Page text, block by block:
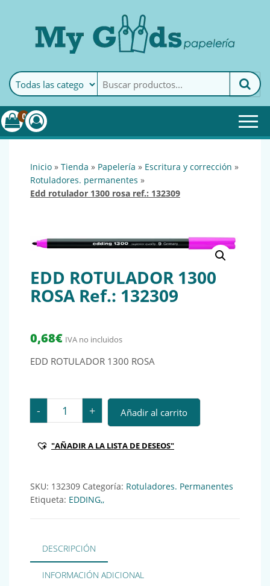
MyGoods · PapeleríaMy Goods es tu papelería
online de confianza. Podrás
encontrar todo lo necesario
0
inicio » tienda » papelería » escritura y corrección »
rotuladores. permanentes »
edd rotulador 1300 rosa ref.: 132309
EDD ROTULADOR 1300
ROSA Ref.: 132309
0,68€ IVA no incluidos
EDD ROTULADOR 1300 ROSA
- EDD ROTULADOR 1300 ROSA Ref.: 132309 cantidad
+ Añadir al carrito
"AÑADIR A LA LISTA DE DESEOS"
SKU: 132309 Categoría: Rotuladores. Permanentes
Etiqueta: EDDING,,
DESCRIPCIÓN
INFORMACIÓN ADICIONAL